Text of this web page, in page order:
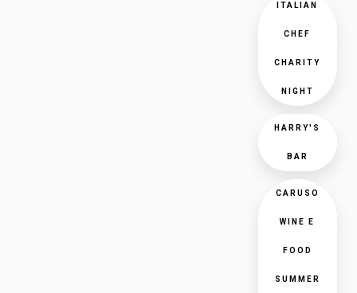
ITALIAN
CHEF
CHARITY
NIGHT
HARRY'S
BAR
CARUSO
WINE E
FOOD
SUMMER